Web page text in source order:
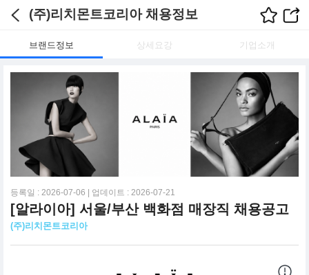
(주)리치몬트코리아 채용정보
브랜드정보 상세요강 기업소개
등록일 : 2026-07-06 | 업데이트 : 2026-07-21
[알라이아] 서울/부산 백화점 매장직 채용공고
(주)리치몬트코리아